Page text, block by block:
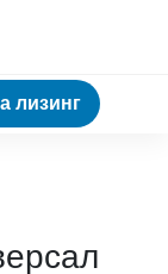
лизинг